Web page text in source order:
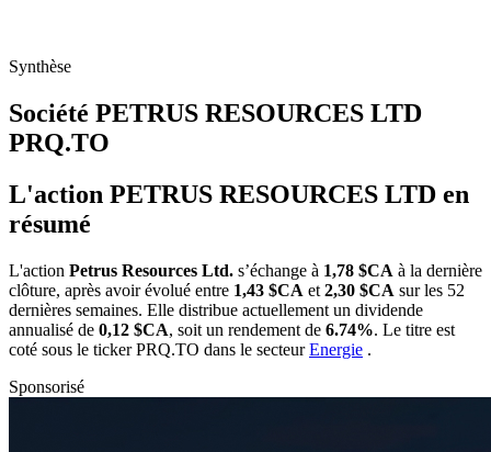
Synthèse
Société PETRUS RESOURCES LTD
PRQ.TO
L'action PETRUS RESOURCES LTD en
résumé
L'action Petrus Resources Ltd. s’échange à 1,78 $CA à la dernière
clôture, après avoir évolué entre 1,43 $CA et 2,30 $CA sur les 52
dernières semaines. Elle distribue actuellement un dividende
annualisé de 0,12 $CA, soit un rendement de 6.74%. Le titre est
coté sous le tickerPRQ.TO dans le secteurEnergie .
Sponsorisé